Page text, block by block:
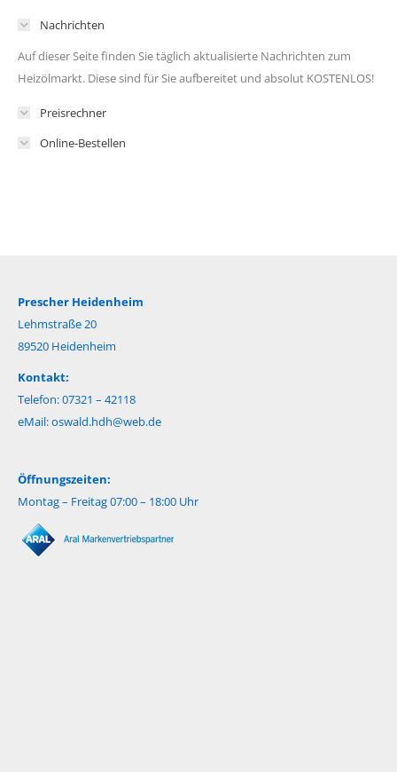
Nachrichten
Auf dieser Seite finden Sie täglich aktualisierte Nachrichten zum
Heizölmarkt. Diese sind für Sie aufbereitet und absolut KOSTENLOS!
Preisrechner
Online-Bestellen
Prescher Heidenheim
Lehmstraße 20
89520 Heidenheim
Kontakt:
Telefon: 07321 – 42118
eMail:oswald.hdh@web.de
Öffnungszeiten:
Montag – Freitag 07:00 – 18:00 Uhr